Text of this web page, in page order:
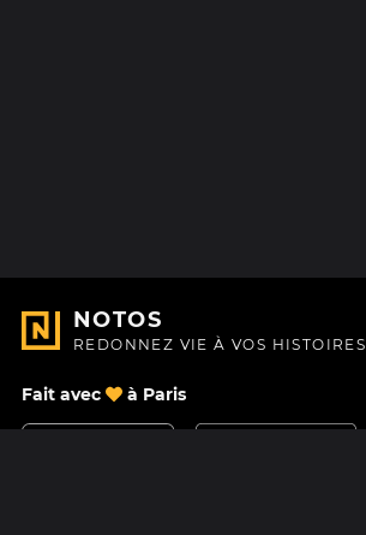
NOTOS
REDONNEZ VIE À VOS HISTOIRES
Fait avec à Paris